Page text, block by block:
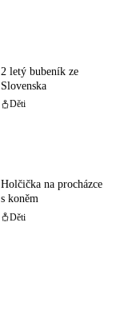
2 letý bubeník ze
Slovenska
Děti
Holčička na procházce
s koněm
Děti